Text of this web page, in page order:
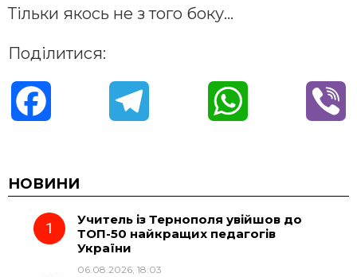
Тільки якось не з того боку…
Поділитися:
c
e e t
НОВИНИ
Учитель із Тернополя увійшов до
ТОП-50 найкращих педагогів
України
06.08.2026, 18:03